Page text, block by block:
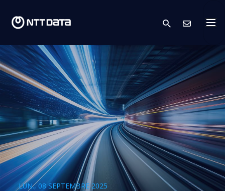
search
LUN., 08 SEPTEMBRE 2025